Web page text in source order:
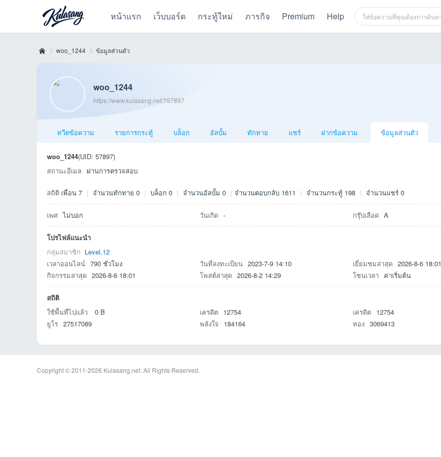
หน้าแรก เว็บบอร์ด กระทู้ใหม่ ภารกิจ Premium Help
woo_1244 ข้อมูลส่วนตัว
woo_1244
https://www.kulasang.net/?57897
ทวีตข้อความ รายการกระทู้ บล็อก อัลบั้ม ทักทาย แชร์ ฝากข้อความ ข้อมูลส่วนตัว
woo_1244(UID: 57897)
สถานะอีเมล ผ่านการตรวจสอบ
สถิติ เพื่อน 7 | จำนวนทักทาย 0 | บล็อก 0 | จำนวนอัลบั้ม 0 | จำนวนตอบกลับ 1611 | จำนวนกระทู้ 198 | จำนวนแชร์ 0
เพศ ไม่บอก วันเกิด - กรุ๊ปเลือด A
โปรไฟล์แนะนำ
กลุ่มสมาชิก Level.12
เวลาออนไลน์ 790 ชั่วโมง วันที่ลงทะเบียน 2023-7-9 14:10 เยี่ยมชมล่าสุด 2026-8-6 18:01
กิจกรรมล่าสุด 2026-8-6 18:01 โพสต์ล่าสุด 2026-8-2 14:29 โซนเวลา ค่าเริ่มต้น
สถิติ
ใช้พื้นที่ไปแล้ว
0 B เครดิต 12754 เครดิต 12754
ยูโร 27517089 พลังใจ 184164 ทอง 3069413
Copyright © 2011-2026 Kulasang.net. All Rights Reserved.